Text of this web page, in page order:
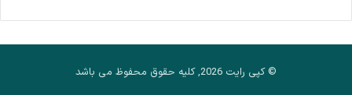
© کپی رایت 2026, کلیه حقوق محفوظ می باشد